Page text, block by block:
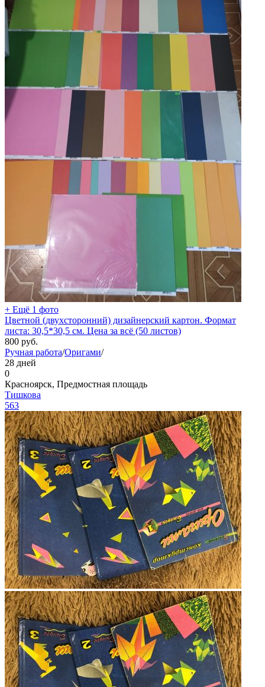
+ Ещё 1 фото
Цветной (двухсторонний) дизайнерский картон. Формат
листа: 30,5*30,5 см. Цена за всё (50 листов)
800 руб.
Ручная работа/Оригами/
28 дней
0
Красноярск, Предмостная площадь
Тишкова
563